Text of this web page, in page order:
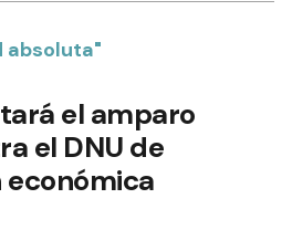
absoluta"
el amparo
el DNU de